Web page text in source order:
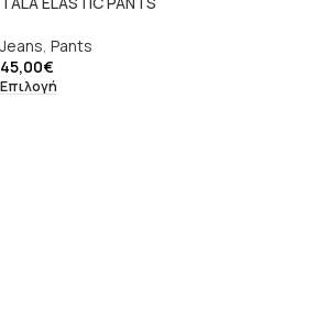
Jeans, Pants
45,00€
Επιλογή